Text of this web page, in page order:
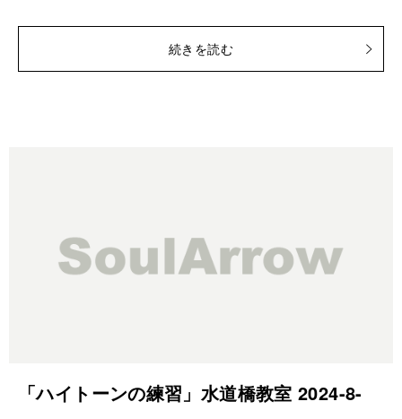
続きを読む
「ハイトーンの練習」水道橋教室 2024-8-